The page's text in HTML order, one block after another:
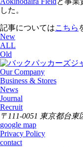
した。
記事についてはこちら
New
ALL
Old
Our Company
Business & Stores
News
Journal
Recruit
〒111-0051 東京都台東
google map
Privacy Policy
contact